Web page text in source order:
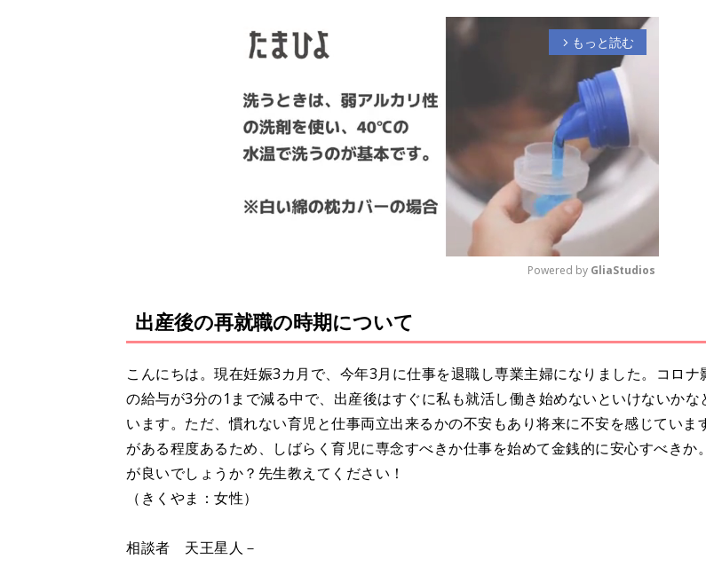
arrow_forward_ios もっと読む
u
t
e
Powered by GliaStudios
出産後の再就職の時期について
こんにちは。現在妊娠3カ月で、今年3月に仕事を退職し専業主婦になりました。コロナ
の給与が3分の1まで減る中で、出産後はすぐに私も就活し働き始めないといけないかな
います。ただ、慣れない育児と仕事両立出来るかの不安もあり将来に不安を感じていま
がある程度あるため、しばらく育児に専念すべきか仕事を始めて金銭的に安心すべきか
が良いでしょうか？先生教えてください！
（きくやま：女性）
相談者 天王星人－